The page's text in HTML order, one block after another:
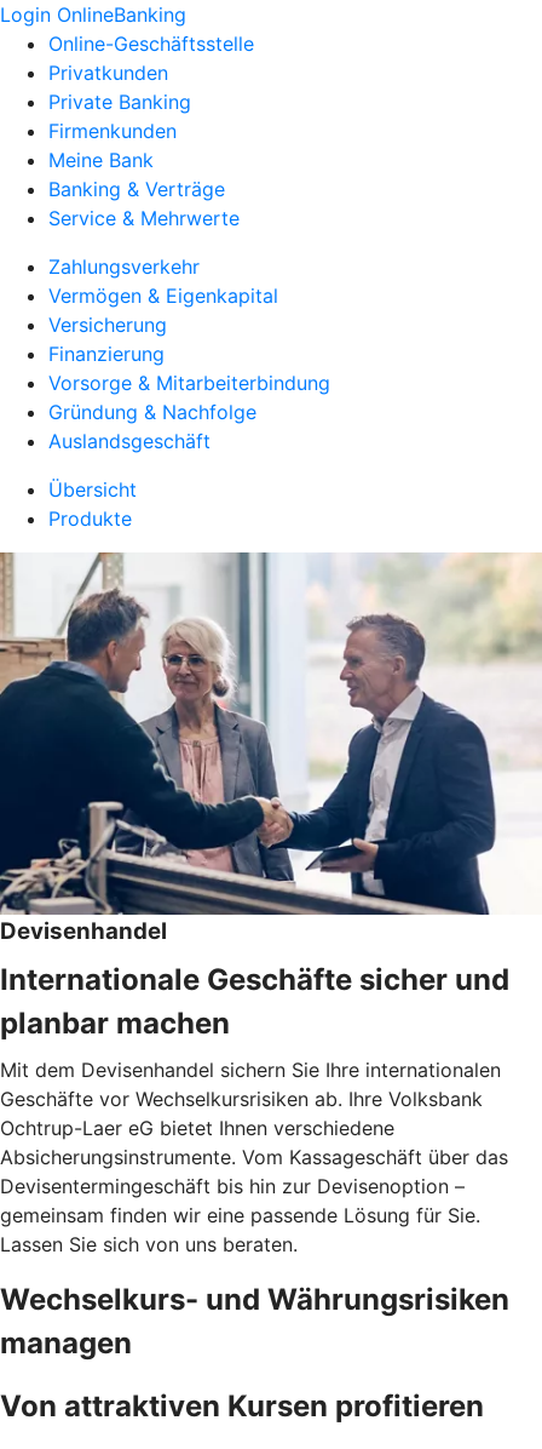
Login OnlineBanking
Online-Geschäftsstelle
Privatkunden
Private Banking
Firmenkunden
Meine Bank
Banking & Verträge
Service & Mehrwerte
Zahlungsverkehr
Vermögen & Eigenkapital
Versicherung
Finanzierung
Vorsorge & Mitarbeiterbindung
Gründung & Nachfolge
Auslandsgeschäft
Übersicht
Produkte
Devisenhandel
Internationale Geschäfte sicher und
planbar machen
Mit dem Devisenhandel sichern Sie Ihre internationalen
Geschäfte vor Wechselkursrisiken ab. Ihre Volksbank
Ochtrup-Laer eG bietet Ihnen verschiedene
Absicherungsinstrumente. Vom Kassageschäft über das
Devisentermingeschäft bis hin zur Devisenoption –
gemeinsam finden wir eine passende Lösung für Sie.
Lassen Sie sich von uns beraten.
Wechselkurs- und Währungsrisiken
managen
Von attraktiven Kursen profitieren